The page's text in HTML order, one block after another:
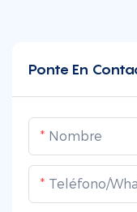
Ponte En
Nombre
Teléfono/